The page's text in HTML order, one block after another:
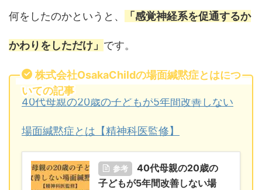
何をしたのかというと、 「感覚神経系を促通するか
かわりをしただけ」 です。
株式会社OsakaChildの場面緘黙症とはにつ
いての記事
40代母親の20歳の子どもが5年間改善しない
場面緘黙症とは【精神科医監修】
参考
40代母親の20歳の
子どもが5年間改善しない場